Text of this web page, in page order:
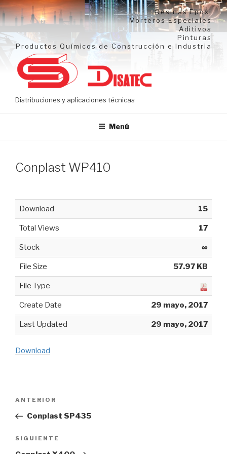
Ir
al
contenido
Resinas Epoxi
Morteros Especiales
Aditivos
Pinturas
Productos Químicos de Construcción e Industria
Distribuciones y aplicaciones técnicas
Menú
Conplast WP410
Download 15
Total Views 17
Stock ∞
File Size 57.97 KB
File Type
Create Date 29 mayo, 2017
Last Updated 29 mayo, 2017
Download
Navegación
entradas
Entrada
anterior:
ANTERIOR
Conplast SP435
Siguiente
entrada
SIGUIENTE